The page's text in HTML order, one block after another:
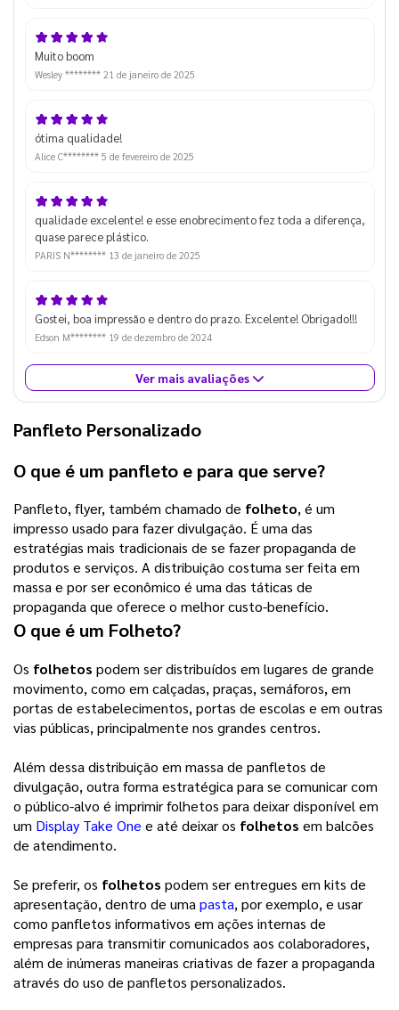
Muito boom
Wesley ******** 21 de janeiro de 2025
ótima qualidade!
Alice C******** 5 de fevereiro de 2025
qualidade excelente! e esse enobrecimento fez toda a diferença,
quase parece plástico.
PARIS N******** 13 de janeiro de 2025
Gostei, boa impressão e dentro do prazo. Excelente! Obrigado!!!
Edson M******** 19 de dezembro de 2024
Ver mais avaliações
Panfleto Personalizado
O que é um panfleto e para que serve?
Panfleto, flyer, também chamado de folheto, é um
impresso usado para fazer divulgação. É uma das
estratégias mais tradicionais de se fazer propaganda de
produtos e serviços. A distribuição costuma ser feita em
massa e por ser econômico é uma das táticas de
propaganda que oferece o melhor custo-benefício.
O que é um Folheto?
Os folhetos podem ser distribuídos em lugares de grande
movimento, como em calçadas, praças, semáforos, em
portas de estabelecimentos, portas de escolas e em outras
vias públicas, principalmente nos grandes centros.
Além dessa distribuição em massa de panfletos de
divulgação, outra forma estratégica para se comunicar com
o público-alvo é imprimir folhetos para deixar disponível em
um Display Take One e até deixar os folhetos em balcões
de atendimento.
Se preferir, os folhetos podem ser entregues em kits de
apresentação, dentro de uma pasta, por exemplo, e usar
como panfletos informativos em ações internas de
empresas para transmitir comunicados aos colaboradores,
além de inúmeras maneiras criativas de fazer a propaganda
através do uso de panfletos personalizados.